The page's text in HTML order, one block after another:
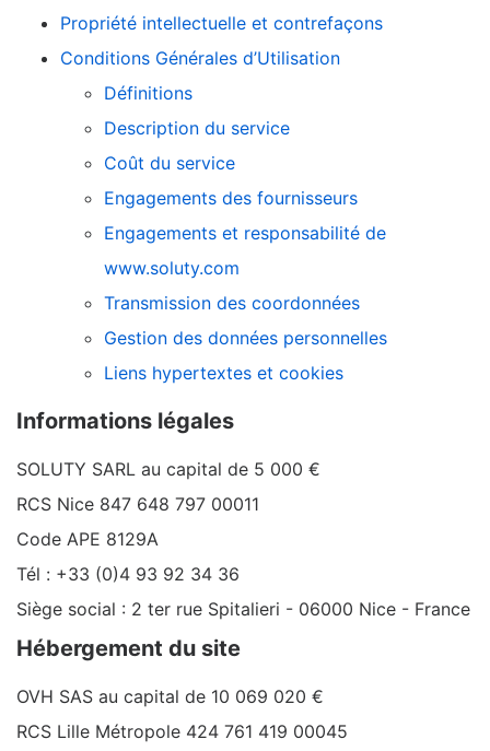
Propriété intellectuelle et contrefaçons
Conditions Générales d’Utilisation
Définitions
Description du service
Coût du service
Engagements des fournisseurs
Engagements et responsabilité de
www.soluty.com
Transmission des coordonnées
Gestion des données personnelles
Liens hypertextes et cookies
Informations légales
SOLUTY SARL au capital de 5 000 €
RCS Nice 847 648 797 00011
Code APE 8129A
Tél : +33 (0)4 93 92 34 36
Siège social : 2 ter rue Spitalieri - 06000 Nice - France
Hébergement du site
OVH SAS au capital de 10 069 020 €
RCS Lille Métropole 424 761 419 00045